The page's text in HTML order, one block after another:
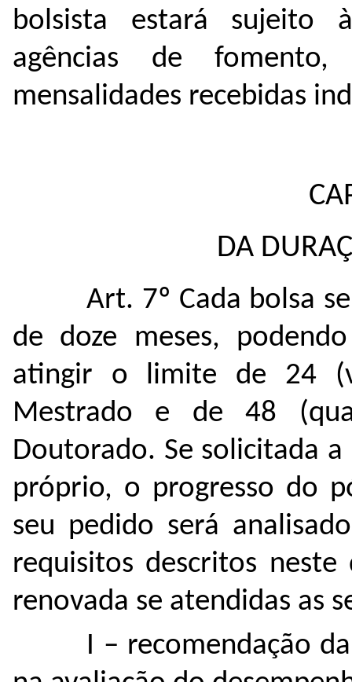
bolsista estará sujeito
agências de
mensalidades recebidas
DA
Art. 7º Cada bolsa
de doze meses,
atingir o limite de 24
Mestrado e de 48
Doutorado. Se solicitada
próprio, o progresso do
seu pedido será
requisitos descritos
renovada se atendidas as
I – recomendação